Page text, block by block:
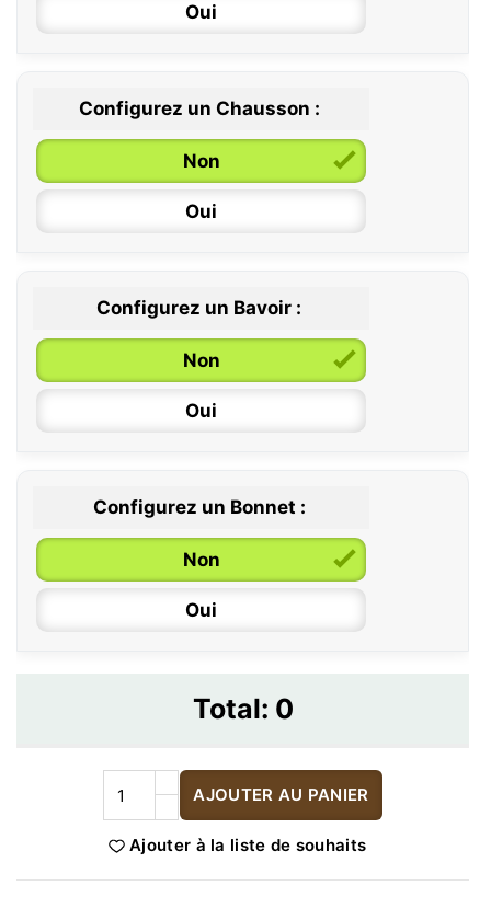
Oui
0 / 6 mois
6 / 12 mois
12 / 18 mois
Configurez un Chausson :
Non
Oui
Configurez un Bavoir :
Non
Oui
Configurez un Bonnet :
Non
Oui
Total: 0
AJOUTER AU PANIER
Ajouter à la liste de souhaits